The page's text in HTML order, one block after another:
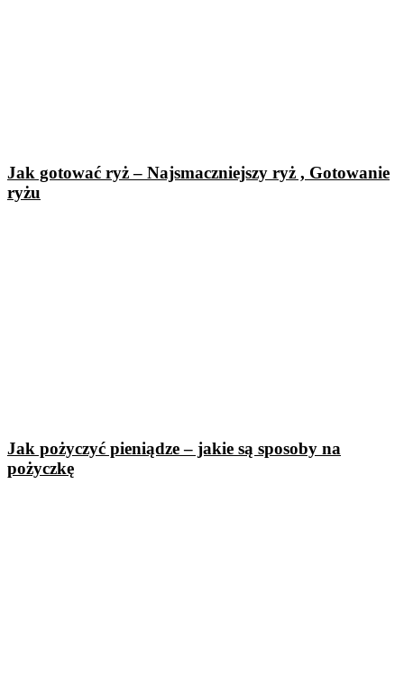
Jak gotować ryż – Najsmaczniejszy ryż , Gotowanie
ryżu
Jak pożyczyć pieniądze – jakie są sposoby na
pożyczkę